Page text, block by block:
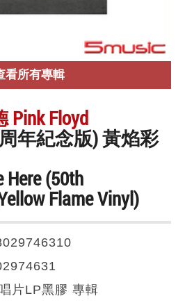
看所有專輯
Pink Floyd
年紀念版) 黃焰彩
Here (50th
Flame Vinyl)
片LP黑膠 專輯